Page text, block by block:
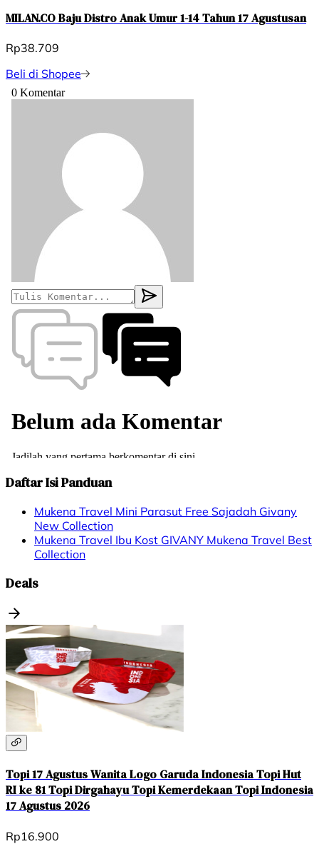
MILAN.CO Baju Distro Anak Umur 1-14 Tahun 17 Agustusan
Rp38.709
Beli di Shopee
Daftar Isi Panduan
Mukena Travel Mini Parasut Free Sajadah Givany
New Collection
Mukena Travel Ibu Kost GIVANY Mukena Travel Best
Collection
Deals
Topi 17 Agustus Wanita Logo Garuda Indonesia Topi Hut
RI ke 81 Topi Dirgahayu Topi Kemerdekaan Topi Indonesia
17 Agustus 2026
Rp16.900